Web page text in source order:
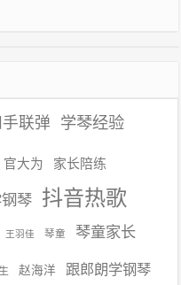
联弹 学琴经验
官大为 家长陪练
琴 抖音热歌
王羽佳 琴童 琴童家长
赵海洋 跟郎朗学钢琴